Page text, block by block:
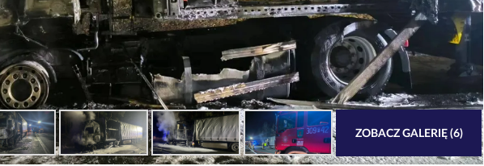
ZOBACZ GALERIĘ (6)